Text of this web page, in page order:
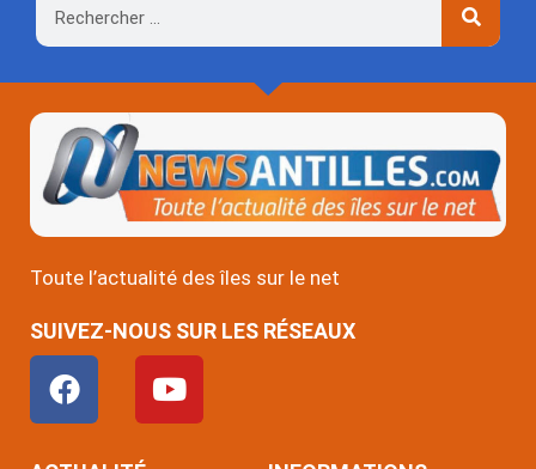
Rechercher
Toute l’actualité des îles sur le net
SUIVEZ-NOUS SUR LES RÉSEAUX
F
a
c
Y
o
u